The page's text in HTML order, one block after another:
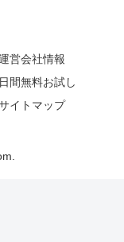
営会社情報
間無料お試し
イトマップ